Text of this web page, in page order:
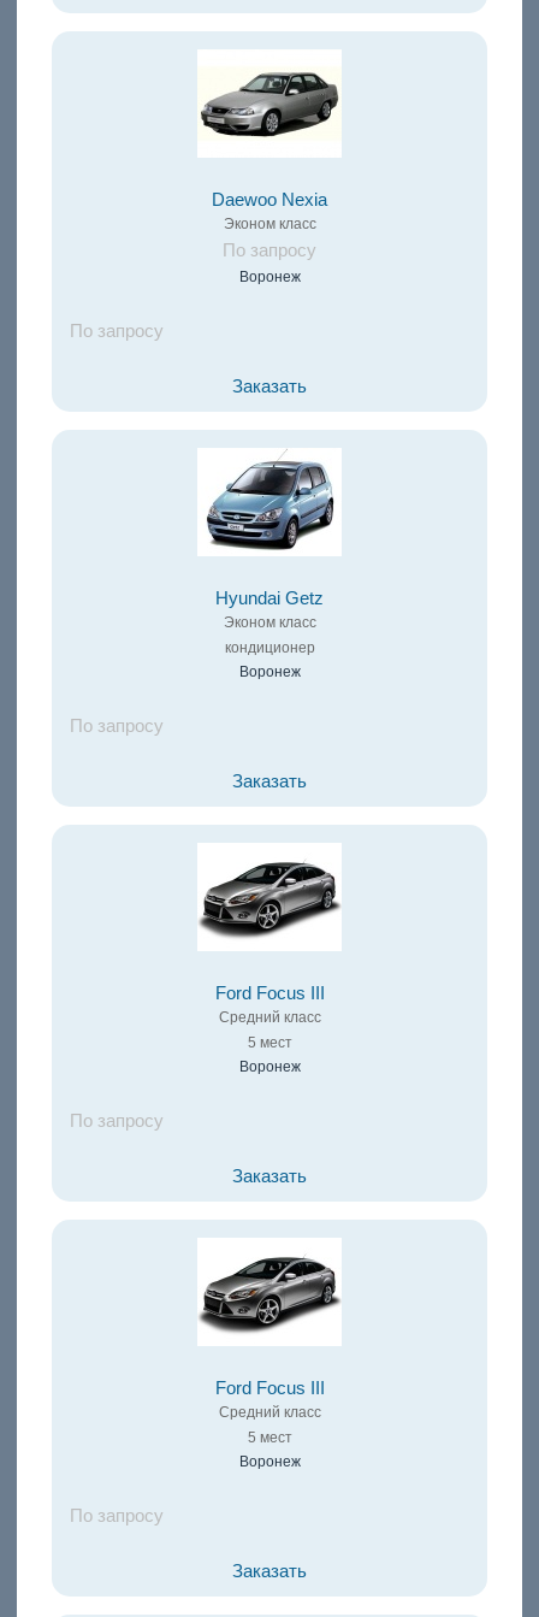
Daewoo Nexia
Эконом класс
По запросу
Воронеж
По запросу
Заказать
Hyundai Getz
Эконом класс
кондиционер
Воронеж
По запросу
Заказать
Ford Focus III
Средний класс
5 мест
Воронеж
По запросу
Заказать
Ford Focus III
Средний класс
5 мест
Воронеж
По запросу
Заказать